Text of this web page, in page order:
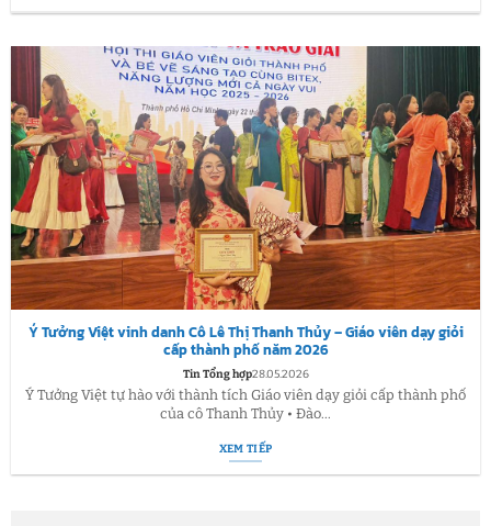
Ý Tưởng Việt vinh danh Cô Lê Thị Thanh Thủy – Giáo viên dạy giỏi
cấp thành phố năm 2026
Tin Tổng hợp28.05.2026
Ý Tưởng Việt tự hào với thành tích Giáo viên dạy giỏi cấp thành phố
của cô Thanh Thủy • Đào...
XEM TIẾP